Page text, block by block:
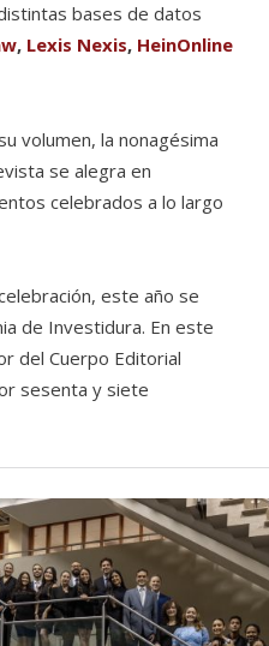
bases de datos
, Lexis Nexis, HeinOnline
volumen, la nonagésima
se alegra en
celebrados a lo largo
este año se
de Investidura. En este
del Cuerpo Editorial
sesenta y siete